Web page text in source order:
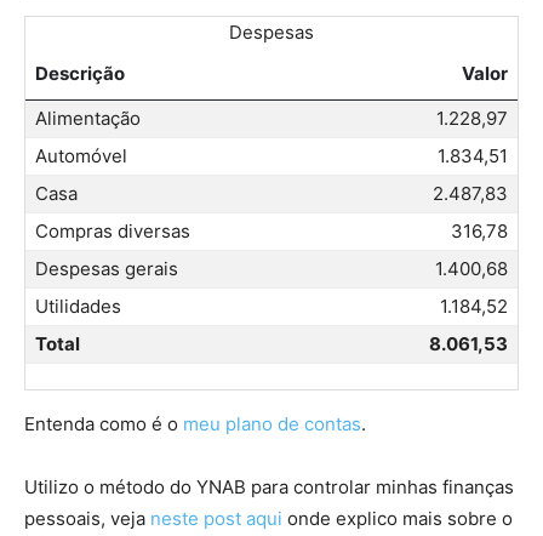
Despesas
Descrição
Valor
Alimentação
1.228,97
Automóvel
1.834,51
Casa
2.487,83
Compras diversas
316,78
Despesas gerais
1.400,68
Utilidades
1.184,52
Total
8.061,53
Entenda como é o meu plano de contas.
Utilizo o método do YNAB para controlar minhas finanças
pessoais, veja neste post aqui onde explico mais sobre o